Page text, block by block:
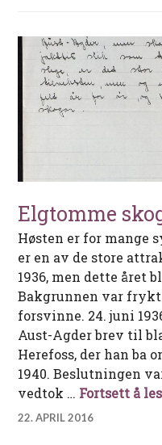
Elgtomme
Høsten er for mange
er en av de store
1936, men dette året
Bakgrunnen var
forsvinne. 24. juni
Aust-Agder brev til
Herefoss, der han ba
1940. Beslutningen
vedtok … Fortsett å
22. APRIL 2016